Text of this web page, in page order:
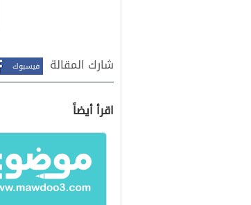
شارك المقالة فيسبوك
اقرأ أيضاً